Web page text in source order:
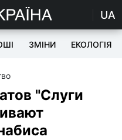
UA
ЗМІНИ ЕКОЛОГІЯ
"Слуги